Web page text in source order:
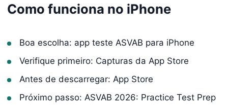
Como funciona no iPhone
Boa escolha: app teste ASVAB para iPhone
Verifique primeiro: Capturas da App Store
Antes de descarregar: App Store
Próximo passo: ASVAB 2026: Practice Test Prep